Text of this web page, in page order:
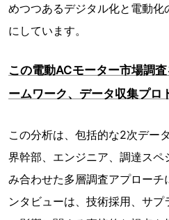
めつつあるデジタル化と電動化
にしています。
この電動ACモーター市場調
ームワーク、データ収集プロ
この分析は、包括的な2次デー
界幹部、エンジニア、調達スペ
み合わせた多層調査アプローチ
ンタビューは、技術採用、サ